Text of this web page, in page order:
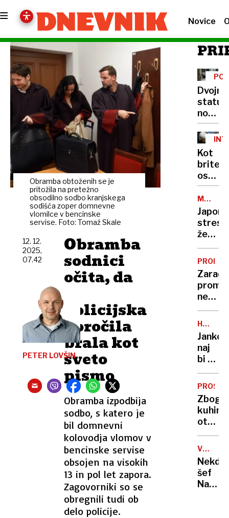
Novice
Obramba obtoženih se je
pritožila na pretežno
obsodilno sodbo kranjskega
sodišča zoper domnevne
vlomilce v bencinske
servise. Foto: Tomaž Skale
Obramba
sodnici
očita, da
policijska
poročila
brala kot
sveto
pismo
Obramba izpodbija
sodbo, s katero je
bil domnevni
kolovodja vlomov v
bencinske servise
obsojen na visokih
13 in pol let zapora.
Zagovorniki so se
obregnili tudi ob
delo policije.
12. 12.
2025,
07.42
PETER LOVŠIN
Dvojni
status:
novi
za
Kot
britev
ostra
kritika
reza
v
6,7
že
drugi
močan
potres
ta
teden
Zaradi
zaprta
cesta
HUDE
naj
bi za
pri
otoki:
v
svetu
se
vse
bolj
V
SVOJI
KNJIGI
šef
Nata